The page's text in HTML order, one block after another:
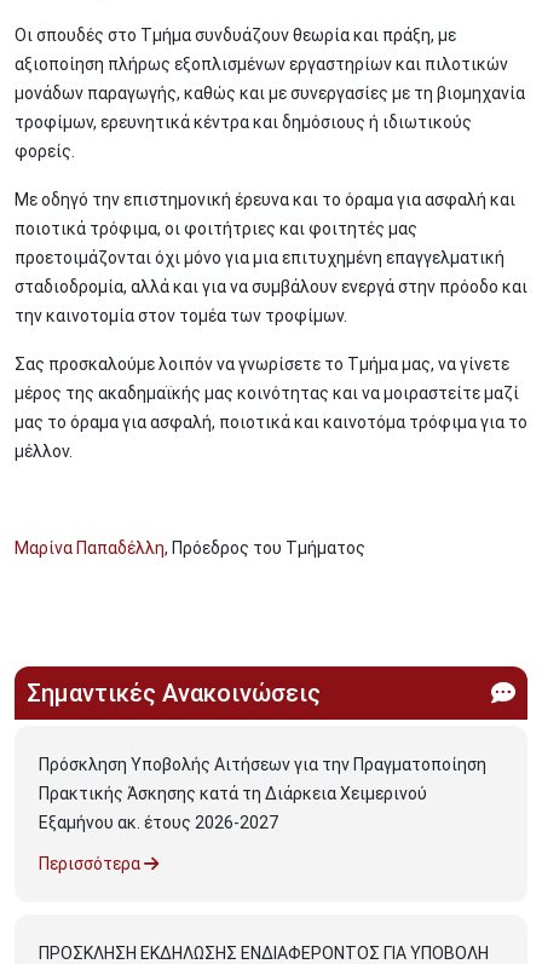
Οι σπουδές στο Τμήμα συνδυάζουν θεωρία και πράξη, με
αξιοποίηση πλήρως εξοπλισμένων εργαστηρίων και πιλοτικών
μονάδων παραγωγής, καθώς και με συνεργασίες με τη βιομηχανία
τροφίμων, ερευνητικά κέντρα και δημόσιους ή ιδιωτικούς
φορείς.
Με οδηγό την επιστημονική έρευνα και το όραμα για ασφαλή και
ποιοτικά τρόφιμα, οι φοιτήτριες και φοιτητές μας
προετοιμάζονται όχι μόνο για μια επιτυχημένη επαγγελματική
σταδιοδρομία, αλλά και για να συμβάλουν ενεργά στην πρόοδο και
την καινοτομία στον τομέα των τροφίμων.
Σας προσκαλούμε λοιπόν να γνωρίσετε το Τμήμα μας, να γίνετε
μέρος της ακαδημαϊκής μας κοινότητας και να μοιραστείτε μαζί
μας το όραμα για ασφαλή, ποιοτικά και καινοτόμα τρόφιμα για το
μέλλον.
Μαρίνα Παπαδέλλη, Πρόεδρος του Τμήματος
Σημαντικές Ανακοινώσεις
Πρόσκληση Υποβολής Αιτήσεων για την Πραγματοποίηση
Πρακτικής Άσκησης κατά τη Διάρκεια Χειμερινού
Εξαμήνου ακ. έτους 2026-2027
Περισσότερα
ΠΡΟΣΚΛΗΣΗ ΕΚΔΗΛΩΣΗΣ ΕΝΔΙΑΦΕΡΟΝΤΟΣ ΓΙΑ ΥΠΟΒΟΛΗ